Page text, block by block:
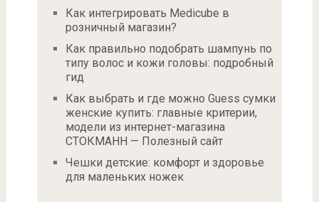
Как интегрировать Medicube в
розничный магазин?
Как правильно подобрать шампунь по
типу волос и кожи головы: подробный
гид
Как выбрать и где можно Guess сумки
женские купить: главные критерии,
модели из интернет-магазина
СТОКМАНН — Полезный сайт
Чешки детские: комфорт и здоровье
для маленьких ножек